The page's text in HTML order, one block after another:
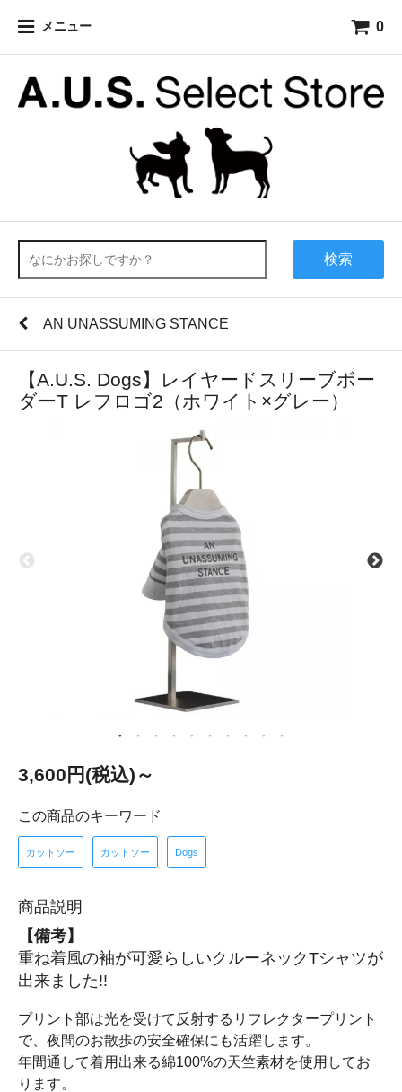
メニュー 0
検索
AN UNASSUMING STANCE
【A.U.S. Dogs】レイヤードスリーブボー
ダーT レフロゴ2（ホワイト×グレー）
3,600円(税込)～
この商品のキーワード
カットソー カットソー Dogs
商品説明
【備考】
重ね着風の袖が可愛らしいクルーネックTシャツが
出来ました!!
プリント部は光を受けて反射するリフレクタープリント
で、夜間のお散歩の安全確保にも活躍します。
年間通して着用出来る綿100%の天竺素材を使用してお
ります。